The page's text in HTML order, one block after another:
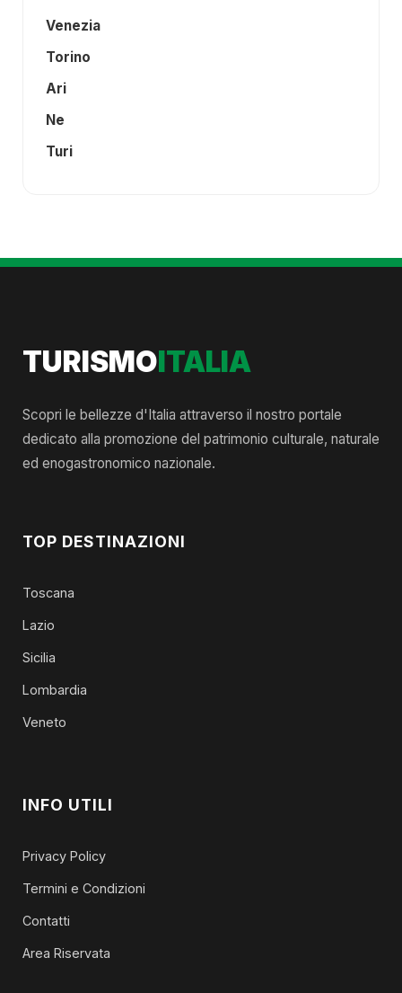
Venezia
Torino
Ari
Ne
Turi
TURISMOITALIA
Scopri le bellezze d'Italia attraverso il nostro portale
dedicato alla promozione del patrimonio culturale, naturale
ed enogastronomico nazionale.
TOP DESTINAZIONI
Toscana
Lazio
Sicilia
Lombardia
Veneto
INFO UTILI
Privacy Policy
Termini e Condizioni
Contatti
Area Riservata